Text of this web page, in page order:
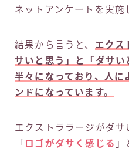
ネットアンケートを実施
結果から言うと、 エクス
サいと思う」と「ダサ
半々になっており、人に
ンドになっています。
エクストララージがダ
「 ロゴがダサく感じる